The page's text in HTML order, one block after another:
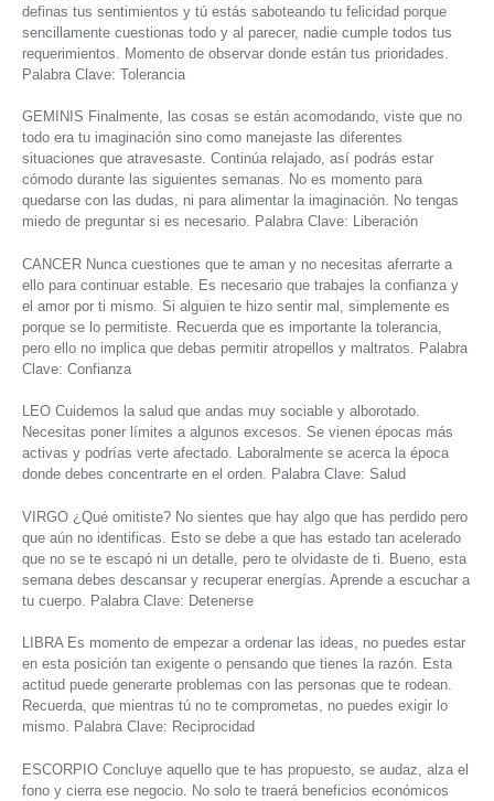
definas tus sentimientos y tú estás saboteando tu felicidad porque
sencillamente cuestionas todo y al parecer, nadie cumple todos tus
requerimientos. Momento de observar donde están tus prioridades.
Palabra Clave: Tolerancia
GEMINIS Finalmente, las cosas se están acomodando, viste que no
todo era tu imaginación sino como manejaste las diferentes
situaciones que atravesaste. Continúa relajado, así podrás estar
cómodo durante las siguientes semanas. No es momento para
quedarse con las dudas, ni para alimentar la imaginación. No tengas
miedo de preguntar si es necesario. Palabra Clave: Liberación
CANCER Nunca cuestiones que te aman y no necesitas aferrarte a
ello para continuar estable. Es necesario que trabajes la confianza y
el amor por ti mismo. Si alguien te hizo sentir mal, simplemente es
porque se lo permitiste. Recuerda que es importante la tolerancia,
pero ello no implica que debas permitir atropellos y maltratos. Palabra
Clave: Confianza
LEO Cuidemos la salud que andas muy sociable y alborotado.
Necesitas poner límites a algunos excesos. Se vienen épocas más
activas y podrías verte afectado. Laboralmente se acerca la época
donde debes concentrarte en el orden. Palabra Clave: Salud
VIRGO ¿Qué omitiste? No sientes que hay algo que has perdido pero
que aún no identificas. Esto se debe a que has estado tan acelerado
que no se te escapó ni un detalle, pero te olvidaste de ti. Bueno, esta
semana debes descansar y recuperar energías. Aprende a escuchar a
tu cuerpo. Palabra Clave: Detenerse
LIBRA Es momento de empezar a ordenar las ideas, no puedes estar
en esta posición tan exigente o pensando que tienes la razón. Esta
actitud puede generarte problemas con las personas que te rodean.
Recuerda, que mientras tú no te comprometas, no puedes exigir lo
mismo. Palabra Clave: Reciprocidad
ESCORPIO Concluye aquello que te has propuesto, se audaz, alza el
fono y cierra ese negocio. No solo te traerá beneficios económicos